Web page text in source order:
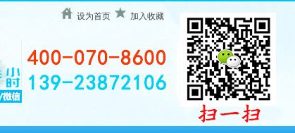
设为首页 加入收藏